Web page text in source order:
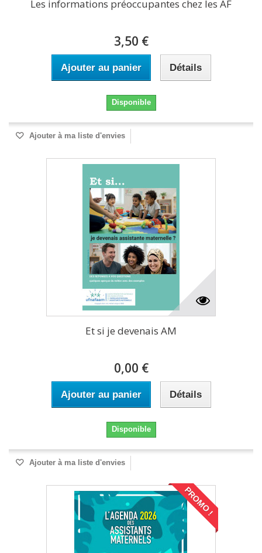
Les informations préoccupantes chez les AF
3,50 €
Ajouter au panier Détails
Disponible
Ajouter à ma liste d'envies
Et si je devenais AM
0,00 €
Ajouter au panier Détails
Disponible
Ajouter à ma liste d'envies
PROMO !